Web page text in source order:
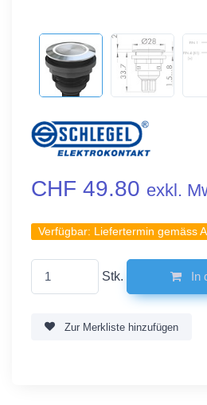
CHF 49.80 exkl.
Verfügbar: Liefertermin gemäss
Stk. In
Zur Merkliste hinzufügen